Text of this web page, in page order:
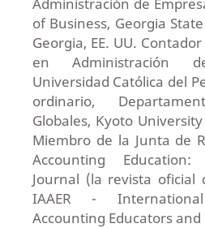
of Business, Georgia
Georgia, EE. UU.
en Administración
Universidad Católica del
ordinario,
Globales, Kyoto
Miembro de la Junta de
Accounting
Journal (la revista oficial
IAAER -
Accounting Educators and